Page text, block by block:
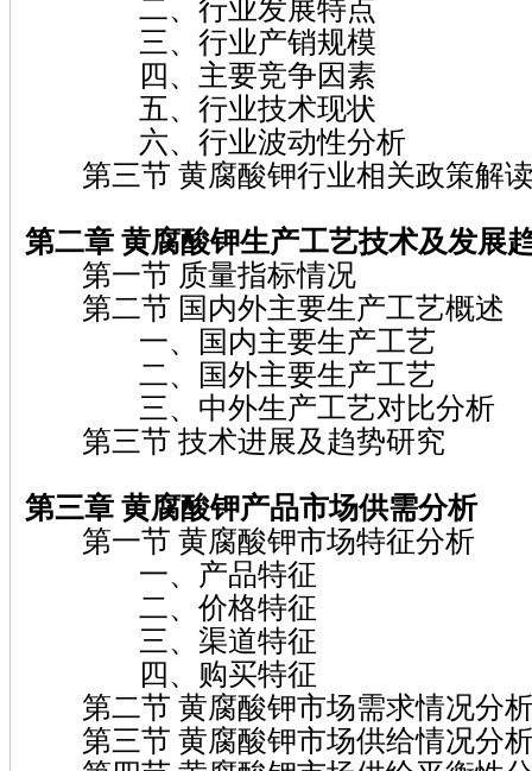
二、行业发展特点
三、行业产销规模
四、主要竞争因素
五、行业技术现状
六、行业波动性分析
第三节 黄腐酸钾行业相关政策解
第二章 黄腐酸钾生产工艺技术及发展
第一节 质量指标情况
第二节 国内外主要生产工艺概述
一、国内主要生产工艺
二、国外主要生产工艺
三、中外生产工艺对比分析
第三节 技术进展及趋势研究
第三章 黄腐酸钾产品市场供需分析
第一节 黄腐酸钾市场特征分析
一、产品特征
二、价格特征
三、渠道特征
四、购买特征
第二节 黄腐酸钾市场需求情况分
第三节 黄腐酸钾市场供给情况分